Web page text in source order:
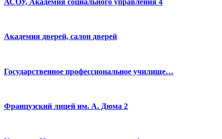
Академия дверей, салон дверей
Государственное профессиональное училище…
Французский лицей им. А. Дюма 2